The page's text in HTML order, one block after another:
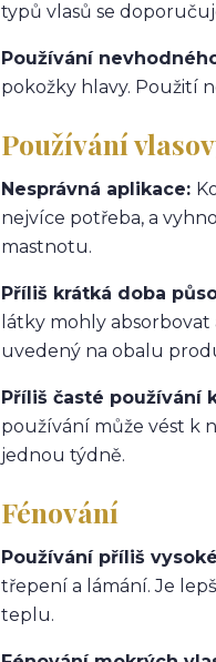
typů vlasů se
Používání
pokožky hlavy. Použití
Používání
Nesprávná aplikace:
nejvíce potřeba, a
mastnotu.
Příliš krátká doba
látky mohly
uvedený na obalu
Příliš časté používání
používání může vést k
jednou týdně.
Fénování
Používání příliš
třepení a lámání. Je
teplu.